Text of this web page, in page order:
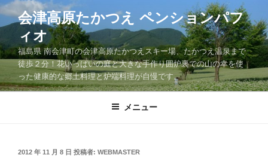
コ
ン
ツ
へ
ス
会津高原たかつえ ペンションパフ
ィオ
福島県 南会津町の会津高原たかつえスキー場、たかつえ温泉まで
徒歩２分！花いっぱいの庭と大きな手作り囲炉裏での山の幸を使
った健康的な郷土料理と炉端料理が自慢です。
メニュー
投
2012 年 11 月 8 日 投稿者: WEBMASTER